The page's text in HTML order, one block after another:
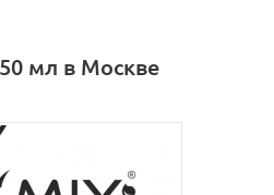
мл в Москве